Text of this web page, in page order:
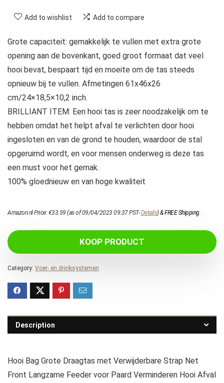
Add to wishlist Add to compare
Grote capaciteit: gemakkelijk te vullen met extra grote
opening aan de bovenkant, goed groot formaat dat veel
hooi bevat, bespaart tijd en moeite om de tas steeds
opnieuw bij te vullen. Afmetingen 61x46x26
cm/24×18,5×10,2 inch.
BRILLIANT ITEM: Een hooi tas is zeer noodzakelijk om te
hebben omdat het helpt afval te verlichten door hooi
ingesloten en van de grond te houden, waardoor de stal
opgeruimd wordt, en voor mensen onderweg is deze tas
een must voor het gemak.
100% gloednieuw en van hoge kwaliteit
Amazon.nl Price:€33.59 (as of 09/04/2023 09:37 PST-Details)&FREE Shipping.
KOOP PRODUCT
Category: Voer- en drinksystemen
Description
Hooi Bag Grote Draagtas met Verwijderbare Strap Net
Front Langzame Feeder voor Paard Verminderen Hooi Afval